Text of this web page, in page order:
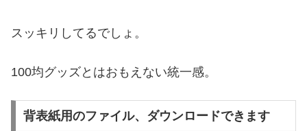
スッキリしてるでしょ。
100均グッズとはおもえない統一感。
背表紙用のファイル、ダウンロードできます